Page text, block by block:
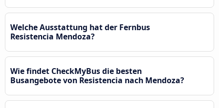
Welche Ausstattung hat der Fernbus
Resistencia Mendoza?
Wie findet CheckMyBus die besten
Busangebote von Resistencia nach Mendoza?